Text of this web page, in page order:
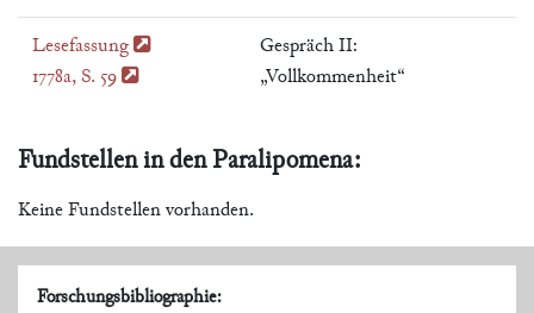
Lesefassung
1778a, S. 59
Gespräch II:
„Vollkommenheit“
Fundstellen in den Paralipomena:
Keine Fundstellen vorhanden.
Forschungsbibliographie: